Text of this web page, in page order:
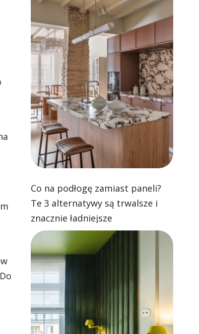
Co na podłogę zamiast paneli?
Te 3 alternatywy są trwalsze i
znacznie ładniejsze